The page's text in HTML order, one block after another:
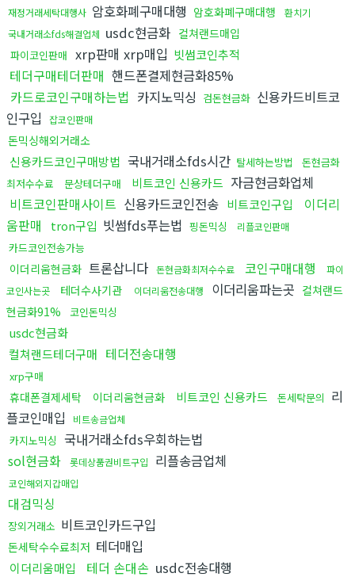
재정거래세탁대행사 암호화폐구매대행 암호화폐구매대행
환치기
국내거래소fds해결업체 usdc현금화 컬쳐랜드매입
파이코인판매 xrp판매 xrp매입 빗썸코인추적
테더구매테더판매 핸드폰결제현금화85%
카드로코인구매하는법 카지노믹싱 검돈현금화 신용카드비트코
인구입
잡코인판매
돈믹싱해외거래소
신용카드코인구매방법 국내거래소fds시간 탈세하는방법
돈현금화
최저수수료
문상테더구매 비트코인 신용카드 자금현금화업체
비트코인판매사이트 신용카드코인전송 비트코인구입
이더리
움판매
tron구입 빗썸fds푸는법 핑돈믹싱 리플코인판매
카드코인전송가능
이더리움현금화 트론삽니다 돈현금화최저수수료 코인구매대행
파이
코인사는곳
테더수사기관 이더리움전송대행 이더리움파는곳 컬쳐랜드
현금화91%
코인돈믹싱
usdc현금화
컬쳐랜드테더구매 테더전송대행
xrp구매
휴대폰결제세탁 이더리움현금화 비트코인 신용카드 돈세탁문의 리
플코인매입
비트송금업체
카지노믹싱 국내거래소fds우회하는법
sol현금화
롯데상품권비트구입 리플송금업체
코인해외지갑매입
대검믹싱
장외거래소 비트코인카드구입
돈세탁수수료최저 테더매입
이더리움매입 테더 손대손 usdc전송대행